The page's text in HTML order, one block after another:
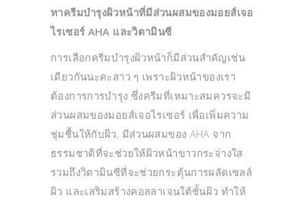
ทาครีมบำรุงผิวหน้าที่มีส่วนผสมของมอยส์เจอ
ไรเซอร์ AHA และวิตามินซี
การเลือกครีมบำรุงผิวหน้าก็มีส่วนสำคัญเช่น
เดียวกันนะคะสาว ๆ เพราะผิวหน้าของเรา
ต้องการการบำรุง ซึ่งครีมที่เหมาะสมควรจะมี
ส่วนผสมของมอยส์เจอไรเซอร์ เพื่อเพิ่มความ
ชุ่มชื้นให้กับผิว, มีส่วนผสมของ AHA จาก
ธรรมชาติที่จะช่วยให้ผิวหน้าขาวกระจ่างใส
รวมถึงวิตามินซีที่จะช่วยกระตุ้นการผลัดเซลล์
ผิว และเสริมสร้างคอลลาเจนใต้ชั้นผิว ทำให้